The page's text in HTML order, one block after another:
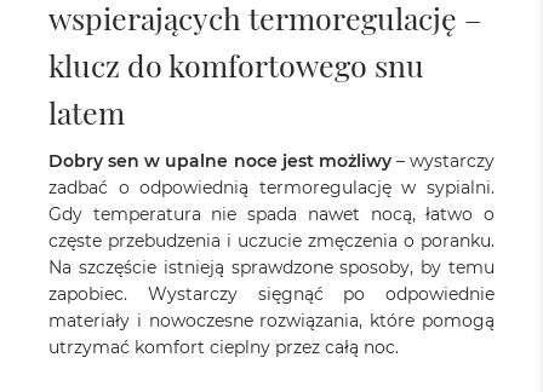
wspierających termoregulację –
klucz do komfortowego snu
latem
Dobry sen w upalne noce jest możliwy– wystarczy
zadbać o odpowiednią termoregulację w sypialni.
Gdy temperatura nie spada nawet nocą, łatwo o
częste przebudzenia i uczucie zmęczenia o poranku.
Na szczęście istnieją sprawdzone sposoby, by temu
zapobiec. Wystarczy sięgnąć po odpowiednie
materiały i nowoczesne rozwiązania, które pomogą
utrzymać komfort cieplny przez całą noc.